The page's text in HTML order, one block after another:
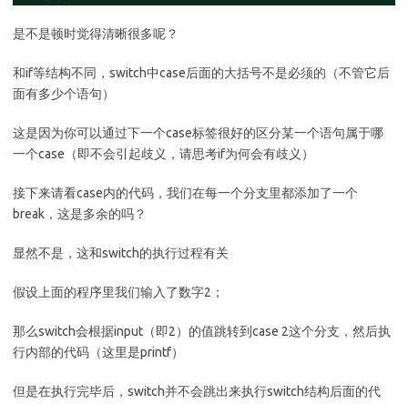
是不是顿时觉得清晰很多呢？
和if等结构不同，switch中case后面的大括号不是必须的（不管它后
面有多少个语句）
这是因为你可以通过下一个case标签很好的区分某一个语句属于哪
一个case（即不会引起歧义，请思考if为何会有歧义）
接下来请看case内的代码，我们在每一个分支里都添加了一个
break，这是多余的吗？
显然不是，这和switch的执行过程有关
假设上面的程序里我们输入了数字2；
那么switch会根据input（即2）的值跳转到case 2这个分支，然后执
行内部的代码（这里是printf）
但是在执行完毕后，switch并不会跳出来执行switch结构后面的代